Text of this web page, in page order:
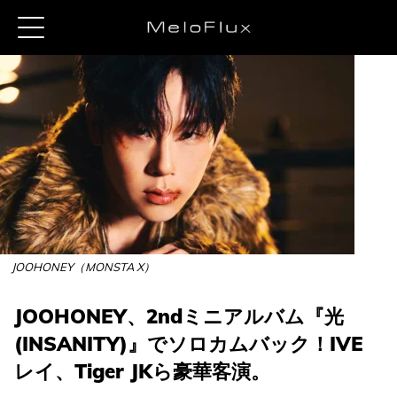
JOOHONEY（MONSTA X）
JOOHONEY、2ndミニアルバム『光
(INSANITY)』でソロカムバック！IVE
レイ、Tiger JKら豪華客演。